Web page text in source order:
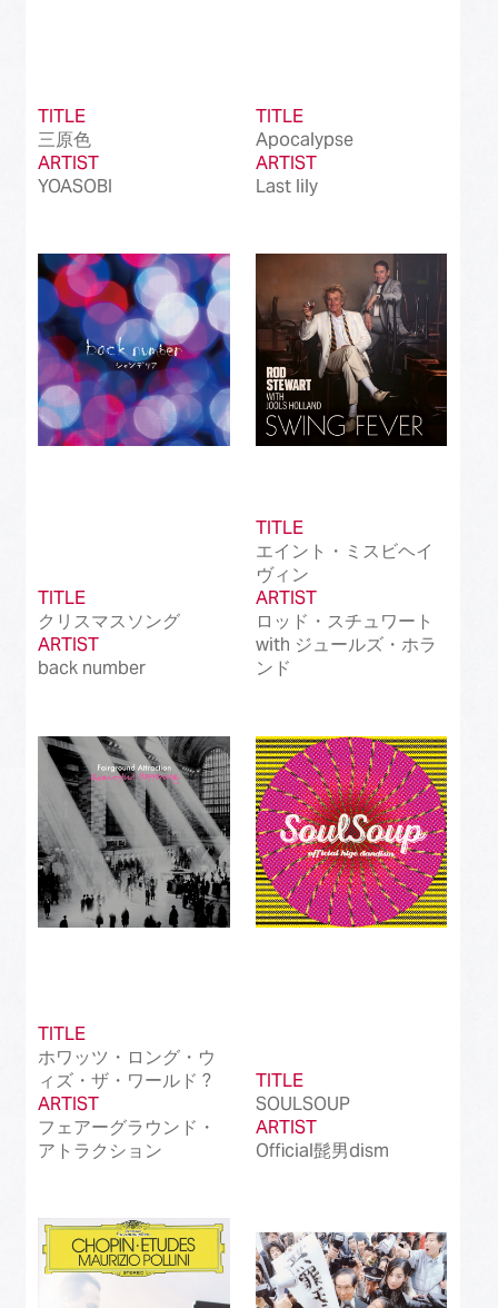
TITLE
三原色
ARTIST
YOASOBI
TITLE
Apocalypse
ARTIST
Last lily
TITLE
クリスマスソング
ARTIST
back number
TITLE
エイント・ミスビヘイ
ヴィン
ARTIST
ロッド・スチュワート
with ジュールズ・ホラ
ンド
TITLE
ホワッツ・ロング・ウ
ィズ・ザ・ワールド ?
ARTIST
フェアーグラウンド・
アトラクション
TITLE
SOULSOUP
ARTIST
Official髭男dism